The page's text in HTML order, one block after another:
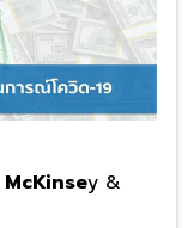
McKinsey &